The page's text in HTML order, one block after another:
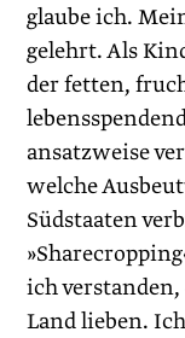
glaube ich.
gelehrt. Als
der fetten,
ansatzweise
welche
Südstaaten
ich verstanden,
Land lieben.